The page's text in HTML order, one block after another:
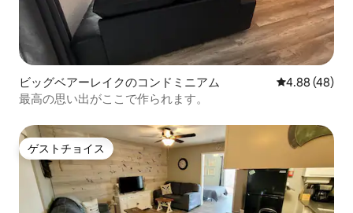
ビッグベアーレイクのコンドミニアム レビュー48
4.88 (48)
最高の思い出がここで作られます。
ゲストチョイス
ゲストチョイス